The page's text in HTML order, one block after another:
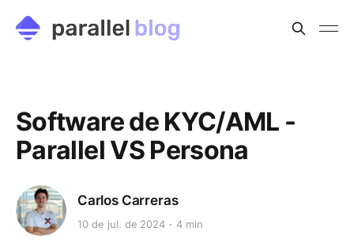
Software de KYC/AML -
Parallel VS Persona
Carlos Carreras
10 de jul. de 2024 4 min